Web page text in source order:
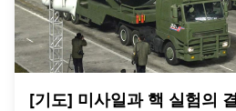
[기도] 미사일과 핵 실험의